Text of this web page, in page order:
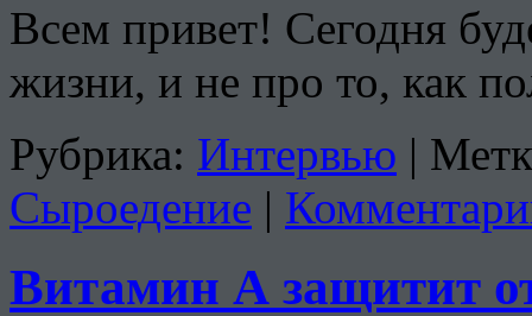
Всем привет! Сегодня
жизни, и не про то, как
Рубрика: Интервью |
Сыроедение |
Витамин А защитит